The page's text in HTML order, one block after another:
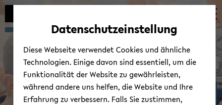
Automatische
vermeiden
zum
wechseln
zum
wechseln
zum
wechseln
Stu­di­um
Datenschutzeinstellung
Diese Webseite verwendet Cookies und ähnliche
Technologien. Einige davon sind essentiell, um die
Funktionalität der Website zu gewährleisten,
während andere uns helfen, die Website und Ihre
Erfahrung zu verbessern. Falls Sie zustimmen,